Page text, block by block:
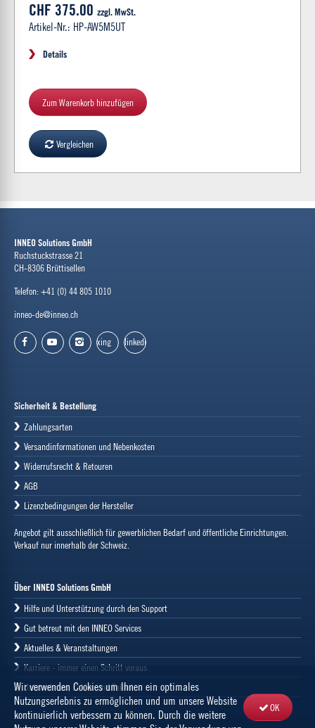
CHF 375.00 zzgl. MwSt.
Artikel-Nr.: HP-AW5M5UT
Details
Zum Warenkorb hinzufügen
Vergleichen
INNEO Solutions GmbH
Ruchstuckstrasse 21
CH-8306 Brüttisellen
Telefon: +41 (0) 44 805 1010
inneo-de@inneo.ch
xing linkedin
Sicherheit & Bestellung
Zahlungsarten
Versandinformationen und Nebenkosten
Widerrufsrecht & Retouren
AGB
Lizenzbedingungen der Hersteller
Angebot gilt ausschließlich für gewerblichen Bedarf und öffentliche Einrichtungen.
Verkauf nur innerhalb der Schweiz.
Über INNEO Solutions GmbH
Hilfe und Unterstützung durch den Support
Gut betreut mit den INNEO Services
Aktuelles & Veranstaltungen
Karriere - immer einen Schritt voraus
Unternehmen, Zahlen und Fakten
Wir verwenden Cookies um Ihnen ein optimales
Nutzungserlebnis zu ermöglichen und um unsere Website
kontinuierlich verbessern zu können. Durch die weitere
OK